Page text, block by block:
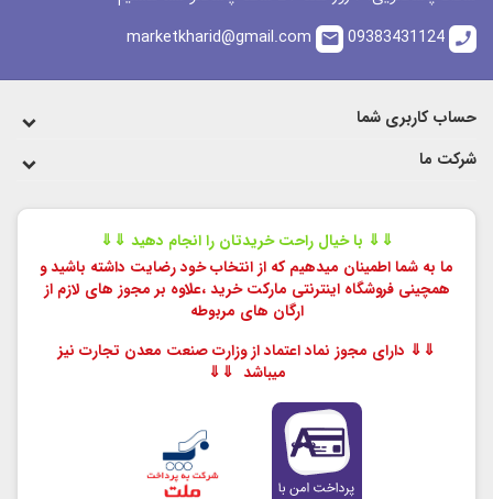
call
09383431124
email
حساب کاربری شما
شرکت ما
⇓⇓ با خیال راحت خریدتان را انجام دهید ⇓⇓
ما به شما اطمینان میدهیم که از انتخاب خود رضایت داشته باشید و
همچینی فروشگاه اینترنتی مارکت خرید ،علاوه بر مجوز های لازم از
ارگان های مربوطه
⇓⇓ دارای مجوز نماد اعتماد از وزارت صنعت معدن تجارت نیز
میباشد ⇓⇓